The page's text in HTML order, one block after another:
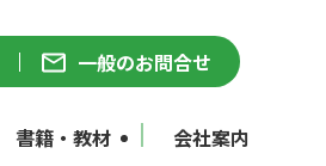
一般のお問合せ
書籍・教材 会社案内